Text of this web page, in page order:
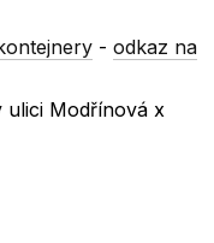
-odkaz na
ulici Modřínová x